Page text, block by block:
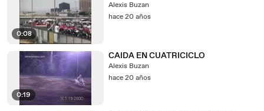
0:08
Alexis Buzan
hace 20 años
0:19
CAIDA EN CUATRICICLO
Alexis Buzan
hace 20 años